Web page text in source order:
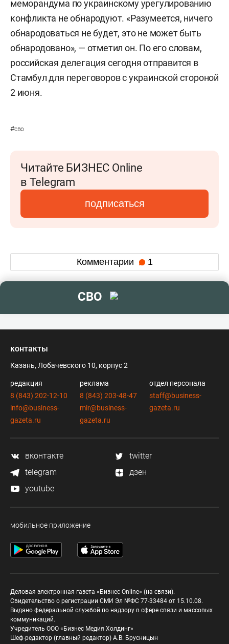
меморандума по украинскому урегулированию
конфликта не обнародуют. «Разумеется, ничего
обнародоваться не будет, это не может быть
обнародовано», — отметил он. По его словам,
российская делегация сегодня отправится в
Стамбул для переговоров с украинской стороной
2 июня.
#сво
Читайте БИЗНЕС Online
в Telegram
подписаться
Комментарии 1
СВО
контакты
Казань, Лобачевского 10, корпус 2
редакция
8 (843) 202-12-10
info@business-
gazeta.ru
реклама
8 (843) 203-48-47
mir@business-
gazeta.ru
отдел персонала
staff@business-
gazeta.ru
вконтакте
twitter
telegram
дзен
youtube
мобильное приложение
Деловая электронная газета «Бизнес Online» (на связи).
Свидетельство о регистрации СМИ Эл №ФС 77-33484 от 15.10.08.
Выдано федеральной службой по надзору в сфере связи и массовых
коммуникаций.
Учредитель ООО «Бизнес Медия Холдинг»
Шеф-редактор (главный редактор) А.В. Брусницын